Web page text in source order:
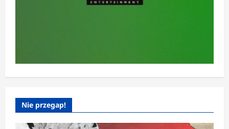
Nie przegap!